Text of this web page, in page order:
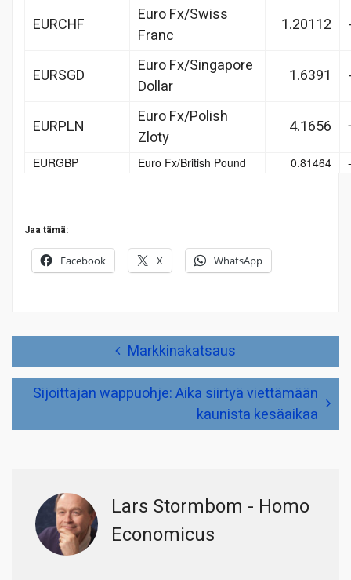
EURCHF
Euro Fx/Swiss
Franc
1.20112
EURSGD
Euro Fx/Singapore
Dollar
1.6391
EURPLN
Euro Fx/Polish
Zloty
4.1656
EURGBP Euro Fx/British Pound 0.81464
Jaa tämä:
Facebook X WhatsApp
Markkinakatsaus
Sijoittajan wappuohje: Aika siirtyä viettämään
kaunista kesäaikaa
Lars Stormbom - Homo
Economicus